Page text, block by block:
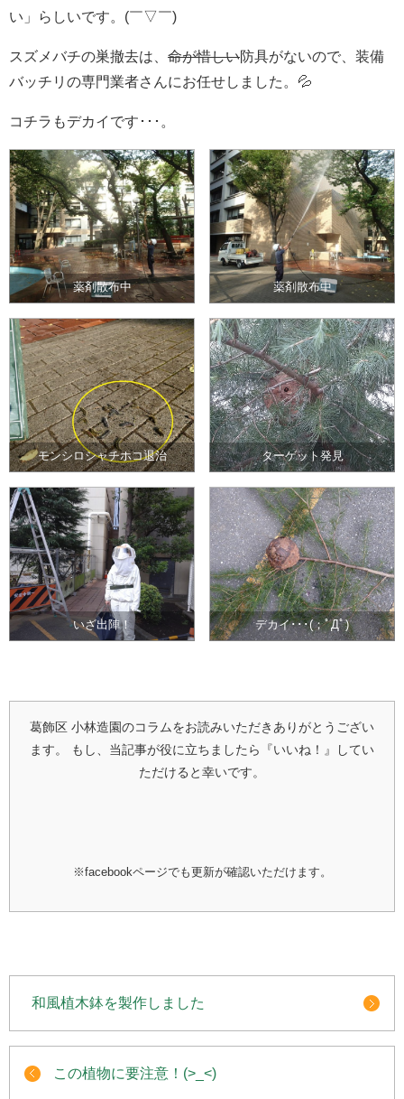
い」らしいです。(￣▽￣)
スズメバチの巣撤去は、 命が惜しい防具がないので、装備
バッチリの専門業者さんにお任せしました。💦
コチラもデカイです･･･。
薬剤散布中 薬剤散布中
モンシロシャチホコ退治 ターゲット発見
いざ出陣！ デカイ･･･(；ﾟДﾟ)
葛飾区 小林造園のコラムをお読みいただきありがとうござい
ます。
もし、当記事が役に立ちましたら『いいね！』してい
ただけると幸いです。
※facebookページでも更新が確認いただけます。
和風植木鉢を製作しました
この植物に要注意！(>_<)